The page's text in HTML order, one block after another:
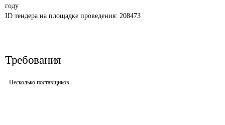
году
ID тендера на площадке проведения: 208473
Требования
Несколько поставщиков